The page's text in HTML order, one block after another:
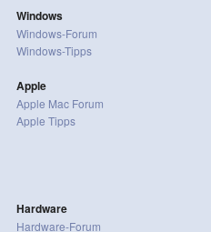
Windows
Windows-Forum
Windows-Tipps
Apple
Apple Mac Forum
Apple Tipps
Hardware
Hardware-Forum